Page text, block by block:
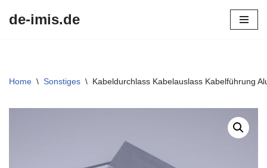
de-imis.de
Home \ Sonstiges \ Kabeldurchlass Kabelauslass Kabelführung